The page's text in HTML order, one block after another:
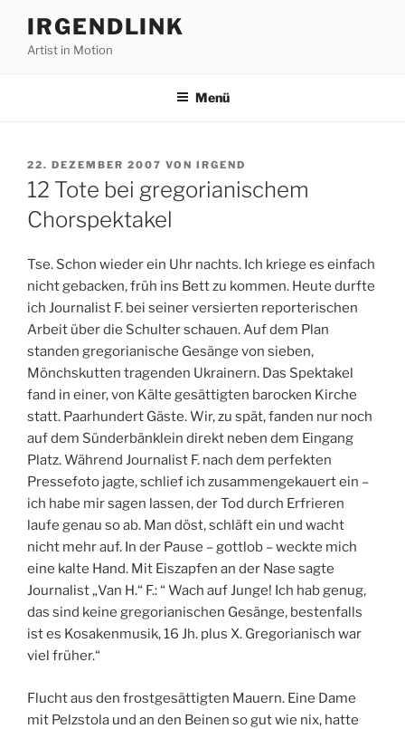
Inhalt
springen
IRGENDLINK
Artist in Motion
Menü
VERÖFFENTLICHT
AM
22. DEZEMBER 2007 VON IRGEND
12 Tote bei gregorianischem
Chorspektakel
Tse. Schon wieder ein Uhr nachts. Ich kriege es einfach
nicht gebacken, früh ins Bett zu kommen. Heute durfte
ich Journalist F. bei seiner versierten reporterischen
Arbeit über die Schulter schauen. Auf dem Plan
standen gregorianische Gesänge von sieben,
Mönchskutten tragenden Ukrainern. Das Spektakel
fand in einer, von Kälte gesättigten barocken Kirche
statt. Paarhundert Gäste. Wir, zu spät, fanden nur noch
auf dem Sünderbänklein direkt neben dem Eingang
Platz. Während Journalist F. nach dem perfekten
Pressefoto jagte, schlief ich zusammengekauert ein –
ich habe mir sagen lassen, der Tod durch Erfrieren
laufe genau so ab. Man döst, schläft ein und wacht
nicht mehr auf. In der Pause – gottlob – weckte mich
eine kalte Hand. Mit Eiszapfen an der Nase sagte
Journalist „Van H.“ F.: “ Wach auf Junge! Ich hab genug,
das sind keine gregorianischen Gesänge, bestenfalls
ist es Kosakenmusik, 16 Jh. plus X. Gregorianisch war
viel früher.“
Flucht aus den frostgesättigten Mauern. Eine Dame
mit Pelzstola und an den Beinen so gut wie nix, hatte